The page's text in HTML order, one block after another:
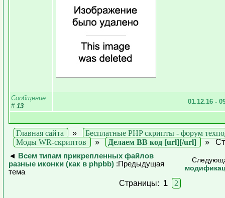
Сообщение
# 13
01.12.16 -
Главная сайта »
Бесплатные PHP скрипты - форум
Моды WR-скриптов
» Делаем ВВ код [url][/url] »
◄
Всем типам прикрепленных файлов
разные иконки (как в phpbb) :Предыдущая
тема
Страницы: 1 2